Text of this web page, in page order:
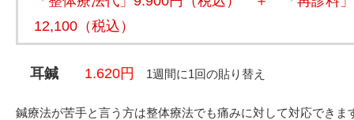
12,100（税込）
耳鍼 1.620円 1週間に1回の貼り替え
鍼療法が苦手と言う方は整体療法でも痛みに対して対応できま